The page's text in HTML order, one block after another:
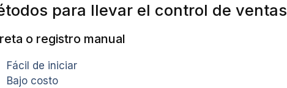
para llevar el control de ventas
o registro manual
Fácil de iniciar
Bajo costo